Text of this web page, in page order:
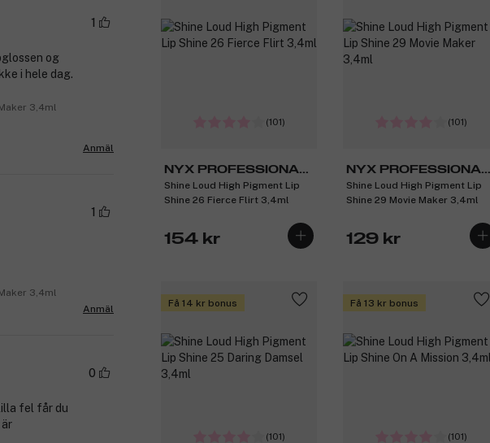
(101)
NYX PROFESSIONAL
MAKEUP
Shine Loud High Pigment Lip
Shine 26 Fierce Flirt 3,4ml
154 kr
(101)
NYX PROFESSIONAL
MAKEUP
Shine Loud High Pigment Lip
Shine 29 Movie Maker 3,4ml
129 kr
Få 14 kr bonus
(101)
Få 13 kr bonus
(101)
1
og
i hele dag.
3,4ml
Anmäl
1
3,4ml
Anmäl
0
fel får du